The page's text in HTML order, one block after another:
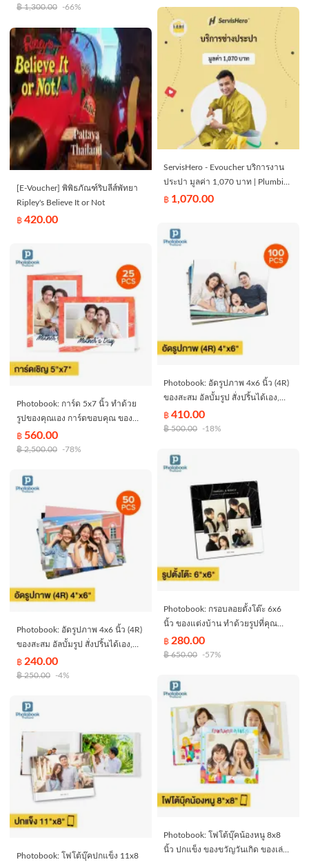
฿1,300.00 -66%
[E-Voucher] พิพิธภัณฑ์ริบลีส์พัทยา
Ripley's Believe It or Not
฿ 420.00
Photobook: การ์ด 5x7 นิ้ว ทำด้วย
รูปของคุณเอง การ์ดขอบคุณ ของ
ชำร่วย ของแถมลูกค้า, จำนวน 25
ใบ
฿ 560.00
฿2,500.00 -78%
Photobook: อัดรูปภาพ 4x6 นิ้ว (4R)
ของสะสม อัลบั้มรูป สั่งปริ้นได้เอง,
จำนวน 50 ชิ้น
฿ 240.00
฿250.00 -4%
Photobook: โฟโต้บุ๊คปกแข็ง 11x8
ServisHero - Evoucher บริการงาน
ประปา มูลค่า 1,070 บาท | Plumbing
Service Fee (Value 1,070 Baht)
฿ 1,070.00
Photobook: อัดรูปภาพ 4x6 นิ้ว (4R)
ของสะสม อัลบั้มรูป สั่งปริ้นได้เอง,
จำนวน 100 ชิ้น
฿410.00
฿500.00 -18%
Photobook: กรอบลอยตั้งโต๊ะ 6x6
นิ้ว ของแต่งบ้าน ทำด้วยรูปที่คุณ
เลือกเอง พิมพ์รูปลงไม้แข็ง มาพร้อม
ขาตั้ง
฿ 280.00
฿650.00 -57%
Photobook: โฟโต้บุ๊คน้องหนู 8x8
นิ้ว ปกแข็ง ของขวัญวันเกิด ของเล่น